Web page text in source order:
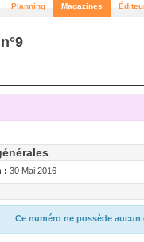
Planning Magazines
: 30 Mai 2016
Ce numéro ne possède